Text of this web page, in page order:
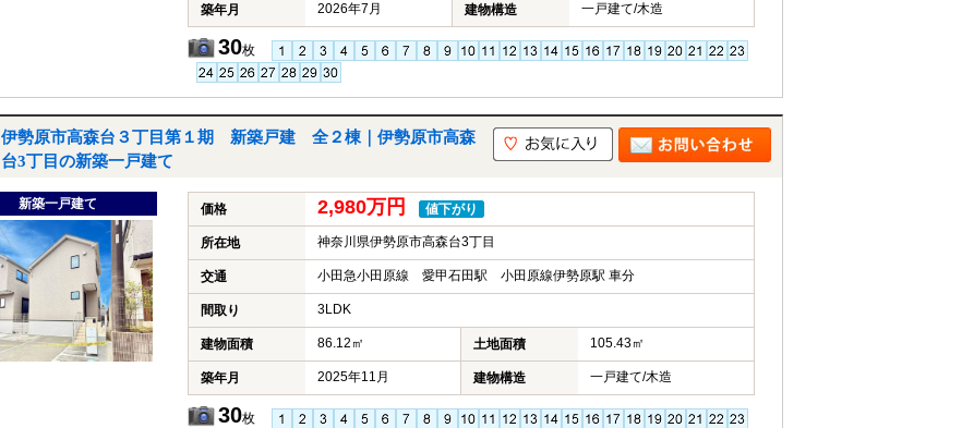
築年月 2026年7月 建物構造 一戸建て/木造
30枚
伊勢原市高森台３丁目第１期 新築戸建 全２棟｜伊勢原市高森
台3丁目の新築一戸建て
新築一戸建て 価格 2,980万円 値下がり
所在地 神奈川県伊勢原市高森台3丁目
交通 小田急小田原線 愛甲石田駅 小田原線伊勢原駅 車分
間取り 3LDK
建物面積 86.12㎡ 土地面積 105.43㎡
築年月 2025年11月 建物構造 一戸建て/木造
30枚